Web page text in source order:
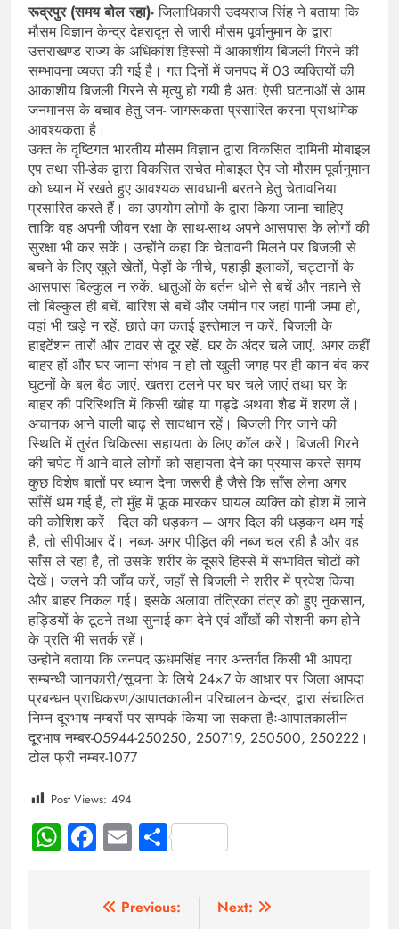
रूद्रपुर (समय बोल रहा)-जिलाधिकारी उदयराज सिंह ने बताया कि
मौसम विज्ञान केन्द्र देहरादून से जारी मौसम पूर्वानुमान के द्वारा
उत्तराखण्ड राज्य के अधिकांश हिस्सों में आकाशीय बिजली गिरने की
सम्भावना व्यक्त की गई है। गत दिनों में जनपद में 03 व्यक्तियों की
आकाशीय बिजली गिरने से मृत्यु हो गयी है अतः ऐसी घटनाओं से आम
जनमानस के बचाव हेतु जन- जागरूकता प्रसारित करना प्राथमिक
आवश्यकता है।
उक्त के दृष्टिगत भारतीय मौसम विज्ञान द्वारा विकसित दामिनी मोबाइल
एप तथा सी-डेक द्वारा विकसित सचेत मोबाइल ऐप जो मौसम पूर्वानुमान
को ध्यान में रखते हुए आवश्यक सावधानी बरतने हेतु चेतावनिया
प्रसारित करते हैं। का उपयोग लोगों के द्वारा किया जाना चाहिए
ताकि वह अपनी जीवन रक्षा के साथ-साथ अपने आसपास के लोगों की
सुरक्षा भी कर सकें। उन्होंने कहा कि चेतावनी मिलने पर बिजली से
बचने के लिए खुले खेतों, पेड़ों के नीचे, पहाड़ी इलाकों, चट्टानों के
आसपास बिल्कुल न रुकें. धातुओं के बर्तन धोने से बचें और नहाने से
तो बिल्कुल ही बचें. बारिश से बचें और जमीन पर जहां पानी जमा हो,
वहां भी खड़े न रहें. छाते का कतई इस्तेमाल न करें. बिजली के
हाइटेंशन तारों और टावर से दूर रहें. घर के अंदर चले जाएं. अगर कहीं
बाहर हों और घर जाना संभव न हो तो खुली जगह पर ही कान बंद कर
घुटनों के बल बैठ जाएं. खतरा टलने पर घर चले जाएं तथा घर के
बाहर की परिस्थिति में किसी खोह या गड्ढे अथवा शैड में शरण लें।
अचानक आने वाली बाढ़ से सावधान रहें। बिजली गिर जाने की
स्थिति में तुरंत चिकित्सा सहायता के लिए कॉल करें। बिजली गिरने
की चपेट में आने वाले लोगों को सहायता देने का प्रयास करते समय
कुछ विशेष बातों पर ध्यान देना जरूरी है जैसे कि साँस लेना अगर
साँसें थम गई हैं, तो मुँह में फूक मारकर घायल व्यक्ति को होश में लाने
की कोशिश करें। दिल की धड़कन – अगर दिल की धड़कन थम गई
है, तो सीपीआर दें। नब्ज- अगर पीड़ित की नब्ज चल रही है और वह
साँस ले रहा है, तो उसके शरीर के दूसरे हिस्से में संभावित चोटों को
देखें। जलने की जाँच करें, जहाँ से बिजली ने शरीर में प्रवेश किया
और बाहर निकल गई। इसके अलावा तंत्रिका तंत्र को हुए नुकसान,
हड्डियों के टूटने तथा सुनाई कम देने एवं आँखों की रोशनी कम होने
के प्रति भी सतर्क रहें।
उन्होने बताया कि जनपद ऊधमसिंह नगर अन्तर्गत किसी भी आपदा
सम्बन्धी जानकारी/सूचना के लिये 24×7 के आधार पर जिला आपदा
प्रबन्धन प्राधिकरण/आपातकालीन परिचालन केन्द्र, द्वारा संचालित
निम्न दूरभाष नम्बरों पर सम्पर्क किया जा सकता हैः-आपातकालीन
दूरभाष नम्बर-05944-250250, 250719, 250500, 250222।
टोल फ्री नम्बर-1077
Post Views: 494
WhatsApp
Facebook
EmailShare
Previous:
Next: